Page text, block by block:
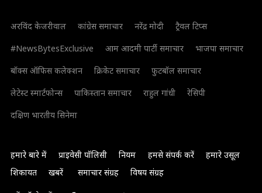
अरविंद केजरीवाल कांग्रेस समाचार नरेंद्र मोदी
ट्रैवल टिप्स
#NewsBytesExclusive
आम आदमी पार्टी समाचार
भाजपा समाचार
बॉक्स ऑफिस कलेक्शन
क्रिकेट समाचार
फुटबॉल समाचार
लेटेस्ट स्मार्टफोन्स
पाकिस्तान समाचार राहुल गांधी
रेसिपी
दक्षिण भारतीय सिनेमा
हमारे बारे में प्राइवेसी पॉलिसी नियम हमसे संपर्क करें
हमारे उसूल
शिकायत
खबरें समाचार संग्रह विषय संग्रह